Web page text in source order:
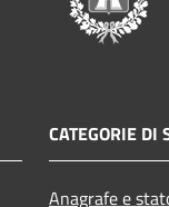
CATEGORIE DI
Anagrafe e